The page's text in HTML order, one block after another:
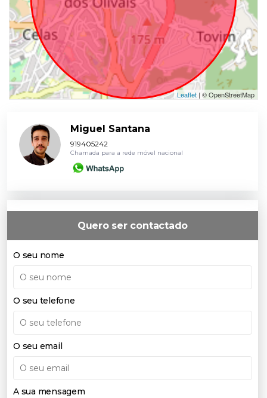
Leaflet | © OpenStreetMap
Miguel Santana
919405242
Chamada para a rede móvel nacional
Quero ser contactado
O seu nome
O seu telefone
O seu email
A sua mensagem